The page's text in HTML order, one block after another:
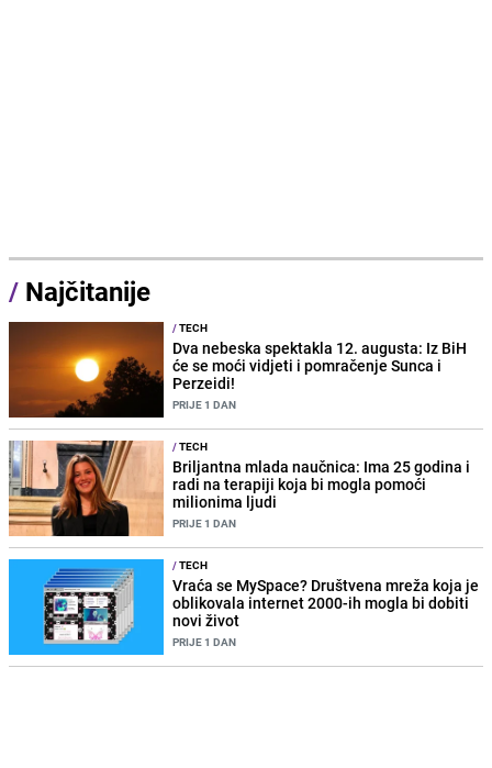
/ Najčitanije
/TECH
Dva nebeska spektakla 12. augusta: Iz BiH
će se moći vidjeti i pomračenje Sunca i
Perzeidi!
PRIJE 1 DAN
/TECH
Briljantna mlada naučnica: Ima 25 godina i
radi na terapiji koja bi mogla pomoći
milionima ljudi
PRIJE 1 DAN
/TECH
Vraća se MySpace? Društvena mreža koja je
oblikovala internet 2000-ih mogla bi dobiti
novi život
PRIJE 1 DAN